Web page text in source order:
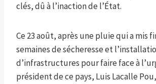
clés, dû à l’inaction de l’État.
Ce 23 août, après une pluie qui a mis
semaines de sécheresse et
d’infrastructures pour faire face à
président de ce pays, Luis Lacalle